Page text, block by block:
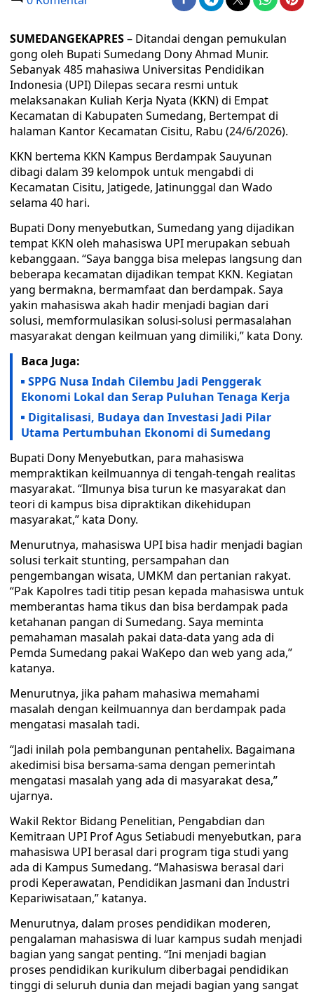
SUMEDANGEKAPRES– Ditandai dengan pemukulan
gong oleh Bupati Sumedang Dony Ahmad Munir.
Sebanyak 485 mahasiwa Universitas Pendidikan
Indonesia (UPI) Dilepas secara resmi untuk
melaksanakan Kuliah Kerja Nyata (KKN) di Empat
Kecamatan di Kabupaten Sumedang, Bertempat di
halaman Kantor Kecamatan Cisitu, Rabu (24/6/2026).
KKN bertema KKN Kampus Berdampak Sauyunan
dibagi dalam 39 kelompok untuk mengabdi di
Kecamatan Cisitu, Jatigede, Jatinunggal dan Wado
selama 40 hari.
Bupati Dony menyebutkan, Sumedang yang dijadikan
tempat KKN oleh mahasiswa UPI merupakan sebuah
kebanggaan. “Saya bangga bisa melepas langsung dan
beberapa kecamatan dijadikan tempat KKN. Kegiatan
yang bermakna, bermamfaat dan berdampak. Saya
yakin mahasiswa akah hadir menjadi bagian dari
solusi, memformulasikan solusi-solusi permasalahan
masyarakat dengan keilmuan yang dimiliki,” kata Dony.
Baca Juga:
SPPG Nusa Indah Cilembu Jadi Penggerak
Ekonomi Lokal dan Serap Puluhan Tenaga Kerja
Digitalisasi, Budaya dan Investasi Jadi Pilar
Utama Pertumbuhan Ekonomi di Sumedang
Bupati Dony Menyebutkan, para mahasiswa
mempraktikan keilmuannya di tengah-tengah realitas
masyarakat. “Ilmunya bisa turun ke masyarakat dan
teori di kampus bisa dipraktikan dikehidupan
masyarakat,” kata Dony.
Menurutnya, mahasiswa UPI bisa hadir menjadi bagian
solusi terkait stunting, persampahan dan
pengembangan wisata, UMKM dan pertanian rakyat.
“Pak Kapolres tadi titip pesan kepada mahasiswa untuk
memberantas hama tikus dan bisa berdampak pada
ketahanan pangan di Sumedang. Saya meminta
pemahaman masalah pakai data-data yang ada di
Pemda Sumedang pakai WaKepo dan web yang ada,”
katanya.
Menurutnya, jika paham mahasiwa memahami
masalah dengan keilmuannya dan berdampak pada
mengatasi masalah tadi.
“Jadi inilah pola pembangunan pentahelix. Bagaimana
akedimisi bisa bersama-sama dengan pemerintah
mengatasi masalah yang ada di masyarakat desa,”
ujarnya.
Wakil Rektor Bidang Penelitian, Pengabdian dan
Kemitraan UPI Prof Agus Setiabudi menyebutkan, para
mahasiswa UPI berasal dari program tiga studi yang
ada di Kampus Sumedang. “Mahasiswa berasal dari
prodi Keperawatan, Pendidikan Jasmani dan Industri
Kepariwisataan,” katanya.
Menurutnya, dalam proses pendidikan moderen,
pengalaman mahasiswa di luar kampus sudah menjadi
bagian yang sangat penting. “Ini menjadi bagian
proses pendidikan kurikulum diberbagai pendidikan
tinggi di seluruh dunia dan mejadi bagian yang sangat